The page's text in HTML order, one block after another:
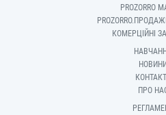
PROZORRO
КОМЕРЦІЙНІ
НОВИНИ
ПРО